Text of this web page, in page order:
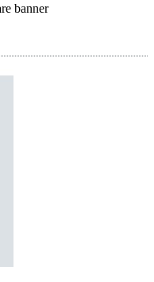
banner